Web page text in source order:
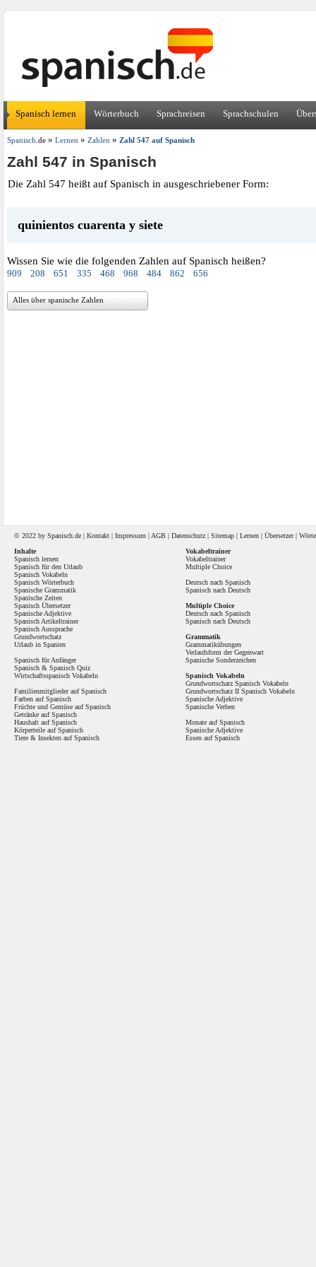
Spanisch lernen Wörterbuch Sprachreisen Sprachschulen
Spanisch .de» Lernen» Zahlen» Zahl 547 auf Spanisch
Zahl 547 in Spanisch
Die Zahl 547 heißt auf Spanisch in ausgeschriebener Form:
quinientos cuarenta y siete
Wissen Sie wie die folgenden Zahlen auf Spanisch heißen?
909 208 651 335 468 968 484 862 656
Alles über spanische Zahlen
© 2022 by Spanisch .de | Kontakt | Impressum | AGB | Datenschutz | Sitemap | Lernen | Übersetzer|
Inhalte
Spanisch lernen
Spanisch für den Urlaub
Spanisch Vokabeln
Spanisch Wörterbuch
Spanische Grammatik
Spanische Zeiten
Spanisch Übersetzer
Spanische Adjektive
Spanisch Artikeltrainer
Spanisch Aussprache
Grundwortschatz
Urlaub in Spanien
Spanisch für Anfänger
Spanisch & Spanisch Quiz
Wirtschaftsspanisch Vokabeln
Familienmitglieder auf Spanisch
Farben auf Spanisch
Früchte und Gemüse auf Spanisch
Getränke auf Spanisch
Haushalt auf Spanisch
Körperteile auf Spanisch
Tiere & Insekten auf Spanisch
Vokabeltrainer
Vokabeltrainer
Multiple Choice
Deutsch nach Spanisch
Spanisch nach Deutsch
Multiple Choice
Deutsch nach Spanisch
Spanisch nach Deutsch
Grammatik
Grammatikübungen
Verlaufsform der Gegenwart
Spanische Sonderzeichen
Spanisch Vokabeln
Grundwortschatz Spanisch Vokabeln
Grundwortschatz II Spanisch Vokabeln
Spanische Adjektive
Spanische Verben
Monate auf Spanisch
Spanische Adjektive
Essen auf Spanisch